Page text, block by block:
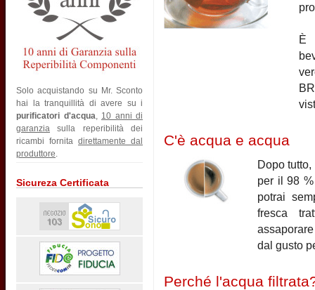
Solo acquistando su Mr. Sconto
hai la tranquillità di avere su i
purificatori d'acqua, 10 anni di
garanzia sulla reperibilità dei
ricambi fornita direttamente dal
produttore.
Sicureza Certificata
È
C'è acqua e acqua
Dopo
per il 98
potrai
fresca
dal gusto
Perché l'acqua